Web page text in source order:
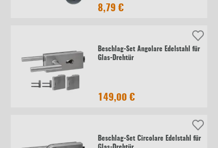
8,79 €
Beschlag-Set Angolare Edelstahl für
Glas-Drehtür
149,00 €
Beschlag-Set Circolare Edelstahl für